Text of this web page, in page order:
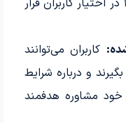
کاربران می‌توانند
و درباره شرایط
خود مشاوره هدفمند